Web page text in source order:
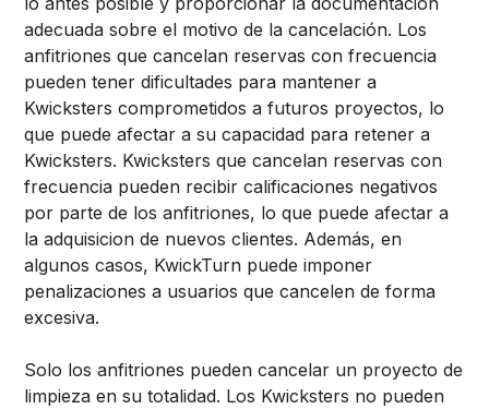
adecuada sobre el motivo de la cancelación. Los
anfitriones que cancelan reservas con frecuencia
pueden tener dificultades para mantener a
Kwicksters comprometidos a futuros proyectos, lo
que puede afectar a su capacidad para retener a
Kwicksters. Kwicksters que cancelan reservas con
frecuencia pueden recibir calificaciones negativos
por parte de los anfitriones, lo que puede afectar a
la adquisicion de nuevos clientes. Además, en
algunos casos, KwickTurn puede imponer
penalizaciones a usuarios que cancelen de forma
excesiva.
Solo los anfitriones pueden cancelar un proyecto de
limpieza en su totalidad. Los Kwicksters no pueden